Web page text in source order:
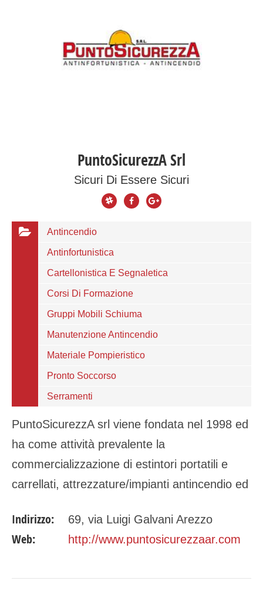
PuntoSicurezzA Srl
Sicuri Di Essere Sicuri
Antincendio
Antinfortunistica
Cartellonistica E Segnaletica
Corsi Di Formazione
Gruppi Mobili Schiuma
Manutenzione Antincendio
Materiale Pompieristico
Pronto Soccorso
Serramenti
PuntoSicurezzA srl viene fondata nel 1998 ed
ha come attività prevalente la
commercializzazione di estintori portatili e
carrellati, attrezzature/impianti antincendio ed
ordinaria e straordinaria…
Indirizzo: 69, via Luigi Galvani Arezzo
Web: http://www.puntosicurezzaar.com